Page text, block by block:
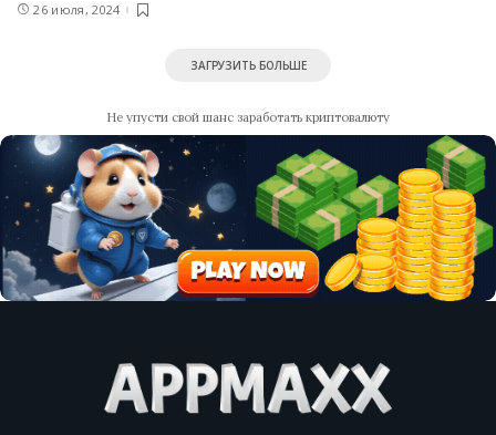
26 июля, 2024
ЗАГРУЗИТЬ БОЛЬШЕ
Не упусти свой шанс заработать криптовалюту